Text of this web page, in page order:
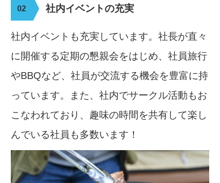
社内イベントの充実
社内イベントも充実しています。社長が直々
に開催する定期の懇親会をはじめ、社員旅行
やBBQなど、社員が交流する機会を豊富に持
っています。
また、社内でサークル活動もお
こなわれており、趣味の時間を共有して楽し
んでいる社員も多数います！